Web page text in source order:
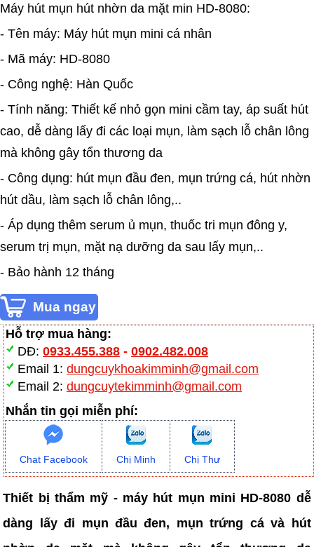
Máy hút mụn hút nhờn da mặt min HD-8080:
- Tên máy: Máy hút mụn mini cá nhân
- Mã máy: HD-8080
- Công nghệ: Hàn Quốc
- Tính năng: Thiết kế nhỏ gọn mini cầm tay, áp suất hút
cao, dễ dàng lấy đi các loại mụn, làm sạch lỗ chân lông
mà không gây tổn thương da
- Công dụng: hút mụn đầu đen, mụn trứng cá, hút nhờn
hút dầu, làm sạch lỗ chân lông,..
- Áp dụng thêm serum ủ mụn, thuốc tri mụn đông y,
serum trị mụn, mặt nạ dưỡng da sau lấy mụn,..
- Bảo hành 12 tháng
Hỗ trợ mua hàng:
DĐ: 0933.455.388- 0902.482.008
Email 1: dungcuykhoakimminh@gmail.com
Email 2: dungcuytekimminh@gmail.com
Nhắn tin gọi miễn phí:
Chat Facebook Chị Minh Chị Thư
Thiết bị thẩm mỹ - máy hút mụn mini HD-8080 dễ
dàng lấy đi mụn đầu đen, mụn trứng cá và hút